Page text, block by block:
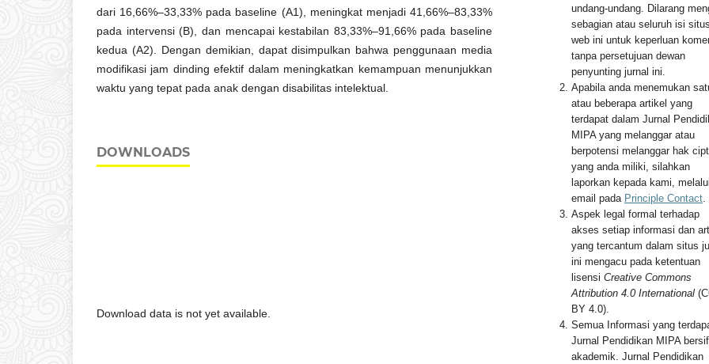
dari 16,66%–33,33% pada baseline (A1), meningkat menjadi 41,66%–83,33%
pada intervensi (B), dan mencapai kestabilan 83,33%–91,66% pada baseline
kedua (A2). Dengan demikian, dapat disimpulkan bahwa penggunaan media
modifikasi jam dinding efektif dalam meningkatkan kemampuan menunjukkan
waktu yang tepat pada anak dengan disabilitas intelektual.
DOWNLOADS
Download data is not yet available.
undang-undang. Dilarang
sebagian atau seluruh isi situs
web ini untuk keperluan
tanpa persetujuan dewan
penyunting jurnal ini.
Apabila anda menemukan
atau beberapa artikel yang
terdapat dalam Jurnal
MIPA yang melanggar atau
berpotensi melanggar hak
yang anda miliki, silahkan
laporkan kepada kami, melalui
email pada Principle Contact.
Aspek legal formal terhadap
akses setiap informasi dan
yang tercantum dalam situs
ini mengacu pada ketentuan
lisensi Creative Commons
Attribution 4.0 International
BY 4.0).
Semua Informasi yang
Jurnal Pendidikan MIPA
akademik. Jurnal Pendidikan